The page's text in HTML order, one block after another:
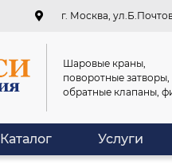
г. Москва,
Шаровые краны,
поворотные затворы,
обратные клапаны,
Каталог Услуги